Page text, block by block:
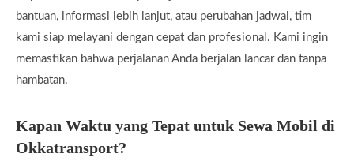
bantuan, informasi lebih lanjut, atau perubahan jadwal, tim
kami siap melayani dengan cepat dan profesional. Kami ingin
memastikan bahwa perjalanan Anda berjalan lancar dan tanpa
hambatan.
Kapan Waktu yang Tepat untuk Sewa Mobil di
Okkatransport?